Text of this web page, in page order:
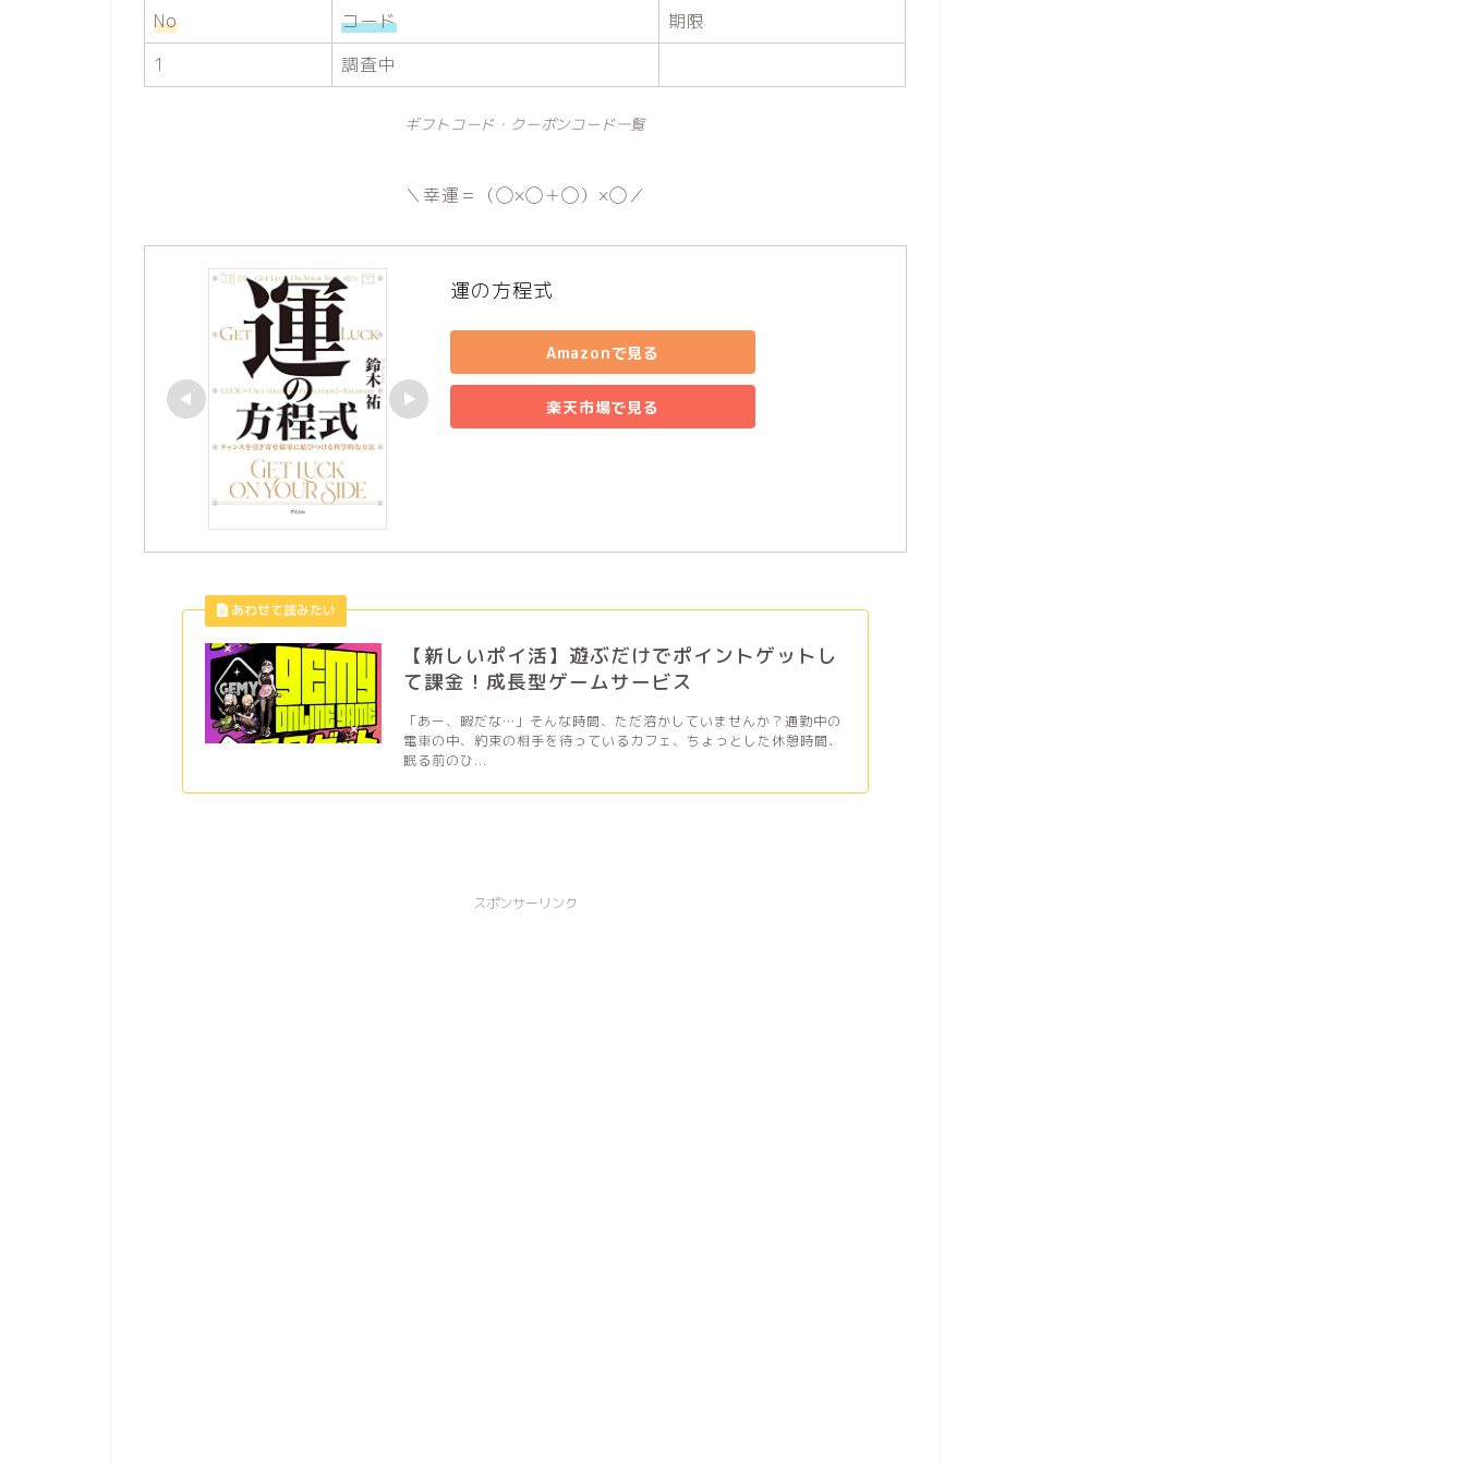
No コード
期限
1
調査中
ギフトコード・クーポンコード一覧
＼幸運＝（◯×◯＋◯）×◯／
運の方程式
Amazonで見る
楽天市場で見る
【新しいポイ活】遊ぶだけでポイントゲットし
て課金！成長型ゲームサービス
「あー、暇だな…」そんな時間、ただ溶かしていませんか？通勤中の
電車の中、約束の相手を待っているカフェ、ちょっとした休憩時間、
眠る前のひ...
スポンサーリンク